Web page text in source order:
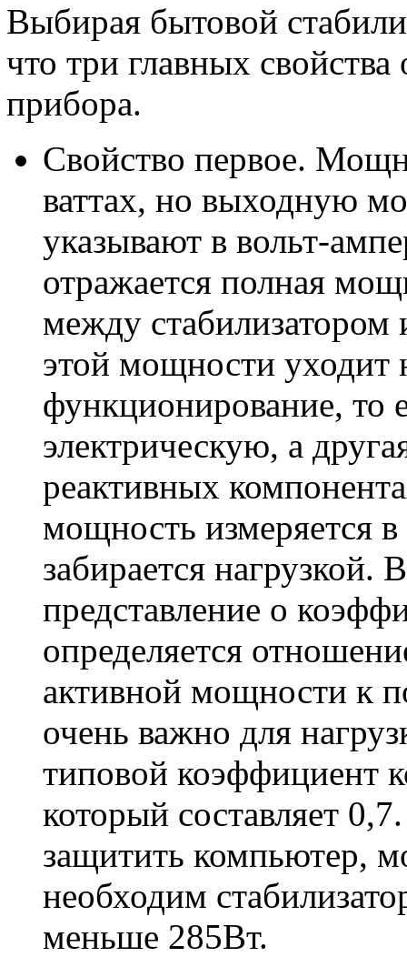
Выбирая бытовой
что три главных
прибора.
Свойство первое.
ваттах, но выходную
указывают в вольт-
отражается полная
между стабилизатором
этой мощности уходит
функционирование, то
электрическую, а
реактивных
мощность измеряется в
забирается нагрузкой.
представление о
определяется
активной мощности к
очень важно для
типовой коэффициент
который составляет
защитить компьютер,
необходим
меньше 285Вт.